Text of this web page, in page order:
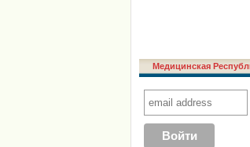
Медицинская